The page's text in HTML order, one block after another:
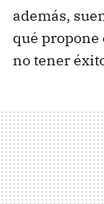
además,
qué propone
no tener